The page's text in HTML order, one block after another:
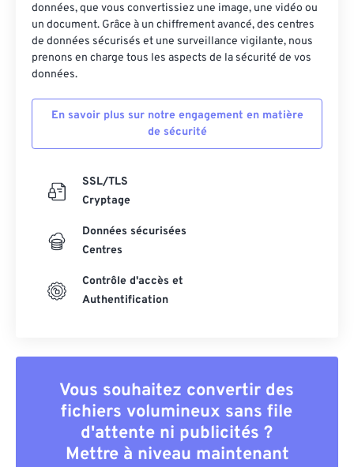
données, que vous convertissiez une image, une vidéo ou
un document. Grâce à un chiffrement avancé, des centres
de données sécurisés et une surveillance vigilante, nous
prenons en charge tous les aspects de la sécurité de vos
données.
En savoir plus sur notre engagement en matière
de sécurité
SSL/TLS
Cryptage
Données sécurisées
Centres
Contrôle d'accès et
Authentification
Vous souhaitez convertir des
fichiers volumineux sans file
d'attente ni publicités ?
Mettre à niveau maintenant